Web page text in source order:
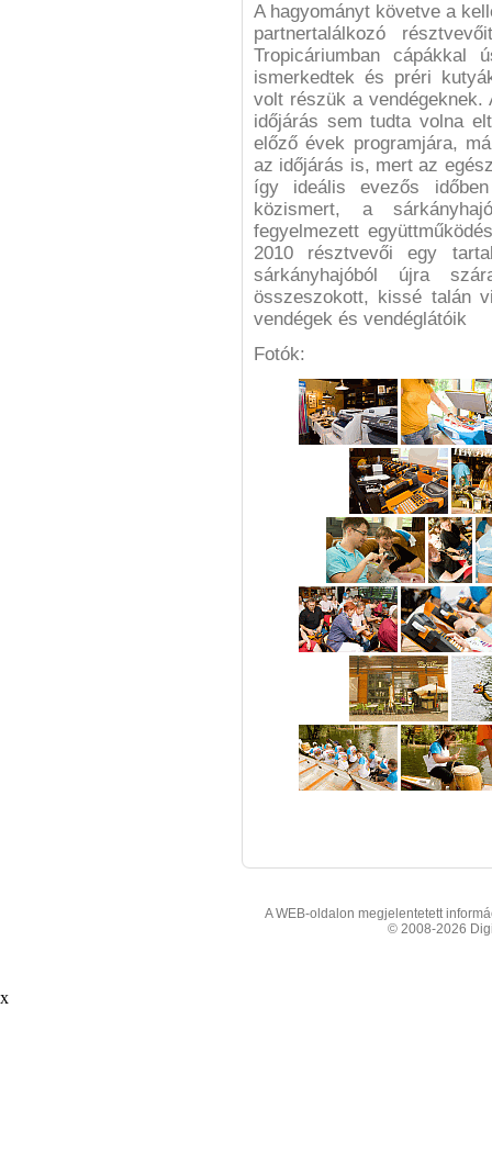
A hagyományt követve a
partnertalálkozó
Tropicáriumban cápákkal
ismerkedtek és préri
volt részük a vendégeknek.
időjárás sem tudta volna
előző évek programjára,
az időjárás is, mert az
így ideális evezős
közismert, a
fegyelmezett
2010 résztvevői egy
sárkányhajóból újra
összeszokott, kissé talán
vendégek és vendéglátóik
Fotók:
A WEB-oldalon megjelentetett
© 2008-2026
x